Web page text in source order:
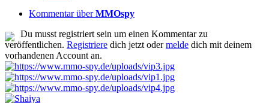
Kommentar überMMOspy
Du musst registriert sein um einen Kommentar zu
veröffentlichen. Registriere dich jetzt odermelde dich mit deinem
vorhandenen Account an.